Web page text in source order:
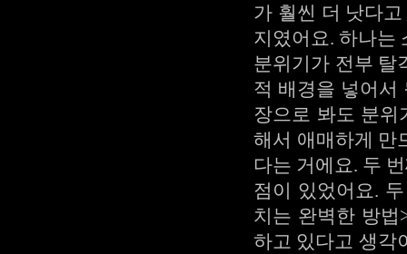
가 훨씬 더 낫다
지였어요. 하나는
분위기가 전부 탈
적 배경을 넣어서
장으로 봐도 분위
해서 애매하게 만
다는 거에요. 두
점이 있었어요.
치는 완벽한 방
하고 있다고 생각